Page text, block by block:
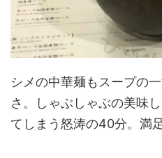
シメの中華麺もスープの
さ。しゃぶしゃぶの美味
てしまう怒涛の40分。満